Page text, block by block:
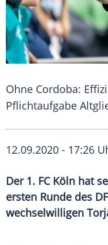
Ohne Cordoba:
Pflichtaufgabe
12.09.2020 - 17:26
Der 1. FC Köln hat
ersten Runde des
wechselwilligen